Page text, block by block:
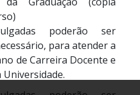
poderão ser
para atender a
de Carreira Docente e